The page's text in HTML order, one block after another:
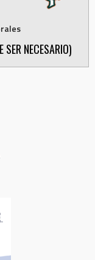
NECESARIO)